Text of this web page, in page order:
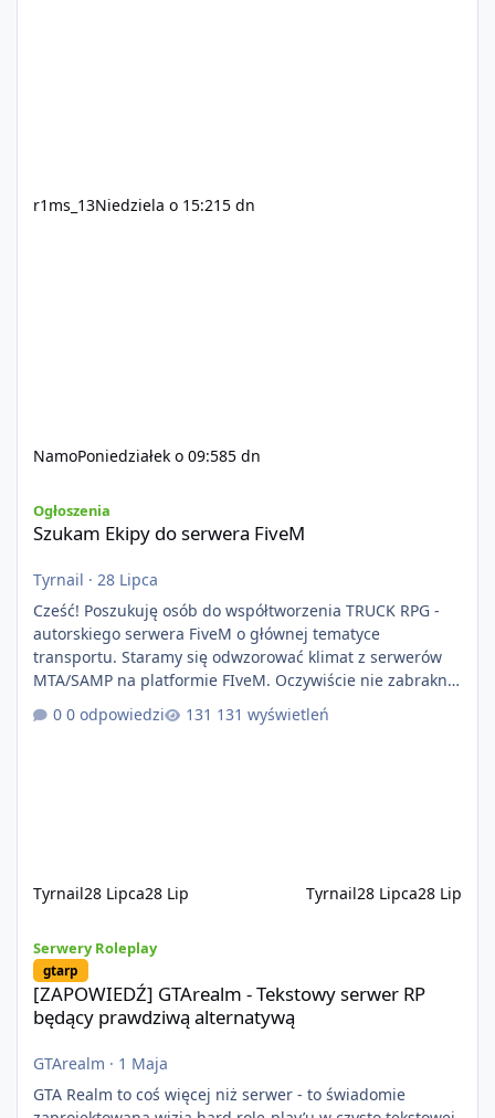
r1ms_13Niedziela o 15:215 dn
NamoPoniedziałek o 09:585 dn
Ogłoszenia
Szukam Ekipy do serwera FiveM
Tyrnail · 28 Lipca
Cześć! Poszukuję osób do współtworzenia TRUCK RPG -
autorskiego serwera FiveM o głównej tematyce
transportu. Staramy się odwzorować klimat z serwerów
MTA/SAMP na platformie FIveM. Oczywiście nie zabraknie
kontentu dla graczy którzy chcą robić coś innego niż
jeździć ciężarówką. Projekt tworzony jest od podstaw z
0 odpowiedzi 131 wyświetleń
Tyrnail28 Lipca28 Lip Tyrnail28 Lipca28 Lip
Serwery Roleplay
gtarp
[ZAPOWIEDŹ] GTArealm - Tekstowy serwer RP
będący prawdziwą alternatywą
GTArealm · 1 Maja
GTA Realm to coś więcej niż serwer - to świadomie